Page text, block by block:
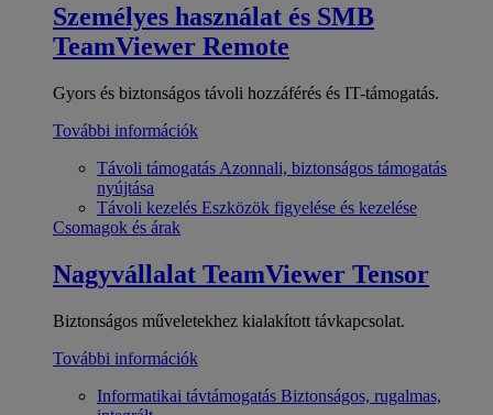
Személyes használat és SMB
TeamViewer Remote
Gyors és biztonságos távoli hozzáférés és IT-támogatás.
További információk
Távoli támogatás Azonnali, biztonságos támogatás
nyújtása
Távoli kezelés Eszközök figyelése és kezelése
Csomagok és árak
Nagyvállalat TeamViewer Tensor
Biztonságos műveletekhez kialakított távkapcsolat.
További információk
Informatikai távtámogatás Biztonságos, rugalmas,